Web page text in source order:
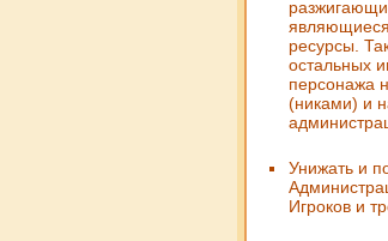
ресурсы.
остальных
персонажа
(никами) и
Унижать и
Игроков и